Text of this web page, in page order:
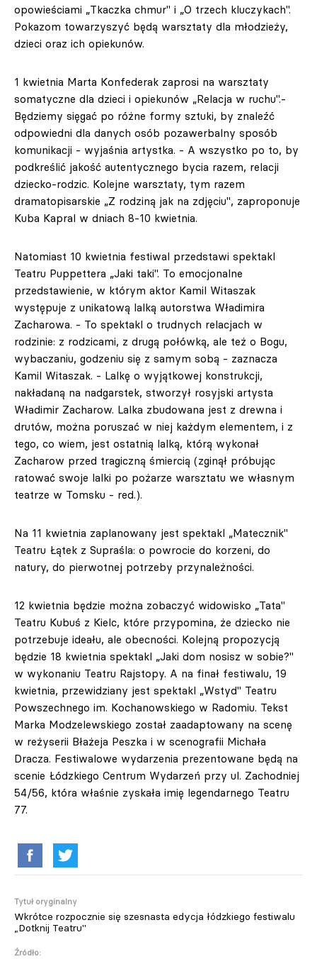
opowieściami „Tkaczka chmur" i „O trzech kluczykach".
Pokazom towarzyszyć będą warsztaty dla młodzieży,
dzieci oraz ich opiekunów.
1 kwietnia Marta Konfederak zaprosi na warsztaty
somatyczne dla dzieci i opiekunów „Relacja w ruchu".-
Będziemy sięgać po różne formy sztuki, by znaleźć
odpowiedni dla danych osób pozawerbalny sposób
komunikacji - wyjaśnia artystka. - A wszystko po to, by
podkreślić jakość autentycznego bycia razem, relacji
dziecko-rodzic. Kolejne warsztaty, tym razem
dramatopisarskie „Z rodziną jak na zdjęciu", zaproponuje
Kuba Kapral w dniach 8-10 kwietnia.
Natomiast 10 kwietnia festiwal przedstawi spektakl
Teatru Puppettera „Jaki taki". To emocjonalne
przedstawienie, w którym aktor Kamil Witaszak
występuje z unikatową lalką autorstwa Władimira
Zacharowa. - To spektakl o trudnych relacjach w
rodzinie: z rodzicami, z drugą połówką, ale też o Bogu,
wybaczaniu, godzeniu się z samym sobą - zaznacza
Kamil Witaszak. - Lalkę o wyjątkowej konstrukcji,
nakładaną na nadgarstek, stworzył rosyjski artysta
Władimir Zacharow. Lalka zbudowana jest z drewna i
drutów, można poruszać w niej każdym elementem, i z
tego, co wiem, jest ostatnią lalką, którą wykonał
Zacharow przed tragiczną śmiercią (zginął próbując
ratować swoje lalki po pożarze warsztatu we własnym
teatrze w Tomsku - red.).
Na 11 kwietnia zaplanowany jest spektakl „Matecznik"
Teatru Łątek z Supraśla: o powrocie do korzeni, do
natury, do pierwotnej potrzeby przynależności.
12 kwietnia będzie można zobaczyć widowisko „Tata"
Teatru Kubuś z Kielc, które przypomina, że dziecko nie
potrzebuje ideału, ale obecności. Kolejną propozycją
będzie 18 kwietnia spektakl „Jaki dom nosisz w sobie?"
w wykonaniu Teatru Rajstopy. A na finał festiwalu, 19
kwietnia, przewidziany jest spektakl „Wstyd" Teatru
Powszechnego im. Kochanowskiego w Radomiu. Tekst
Marka Modzelewskiego został zaadaptowany na scenę
w reżyserii Błażeja Peszka i w scenografii Michała
Dracza. Festiwalowe wydarzenia prezentowane będą na
scenie Łódzkiego Centrum Wydarzeń przy ul. Zachodniej
54/56, która właśnie zyskała imię legendarnego Teatru
77.
Tytuł oryginalny
Wkrótce rozpocznie się szesnasta edycja łódzkiego festiwalu
„Dotknij Teatru"
Źródło: